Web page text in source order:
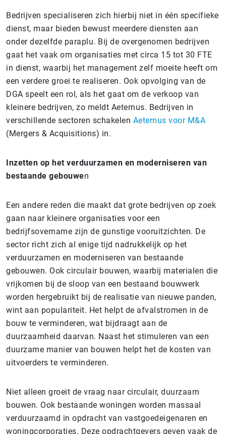
Bedrijven specialiseren zich hierbij niet in één specifieke
dienst, maar bieden bewust meerdere diensten aan
onder dezelfde paraplu. Bij de overgenomen bedrijven
gaat het vaak om organisaties met circa 15 tot 30 FTE
in dienst, waarbij het management zelf moeite heeft om
een verdere groei te realiseren. Ook opvolging van de
DGA speelt een rol, als het gaat om de verkoop van
kleinere bedrijven, zo meldt Aeternus. Bedrijven in
verschillende sectoren schakelen Aeternus voor M&A
(Mergers & Acquisitions) in.
Inzetten op het verduurzamen en moderniseren van
bestaande gebouwen
Een andere reden die maakt dat grote bedrijven op zoek
gaan naar kleinere organisaties voor een
bedrijfsovername zijn de gunstige vooruitzichten. De
sector richt zich al enige tijd nadrukkelijk op het
verduurzamen en moderniseren van bestaande
gebouwen. Ook circulair bouwen, waarbij materialen die
vrijkomen bij de sloop van een bestaand bouwwerk
worden hergebruikt bij de realisatie van nieuwe panden,
wint aan populariteit. Het helpt de afvalstromen in de
bouw te verminderen, wat bijdraagt aan de
duurzaamheid daarvan. Naast het stimuleren van een
duurzame manier van bouwen helpt het de kosten van
uitvoerders te verminderen.
Niet alleen groeit de vraag naar circulair, duurzaam
bouwen. Ook bestaande woningen worden massaal
verduurzaamd in opdracht van vastgoedeigenaren en
woningcorporaties. Deze opdrachtgevers geven vaak de